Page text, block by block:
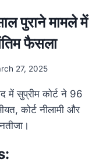
पुराने मामले में
फैसला
27, 2025
में सुप्रीम कोर्ट ने 96
कोर्ट नीलामी और